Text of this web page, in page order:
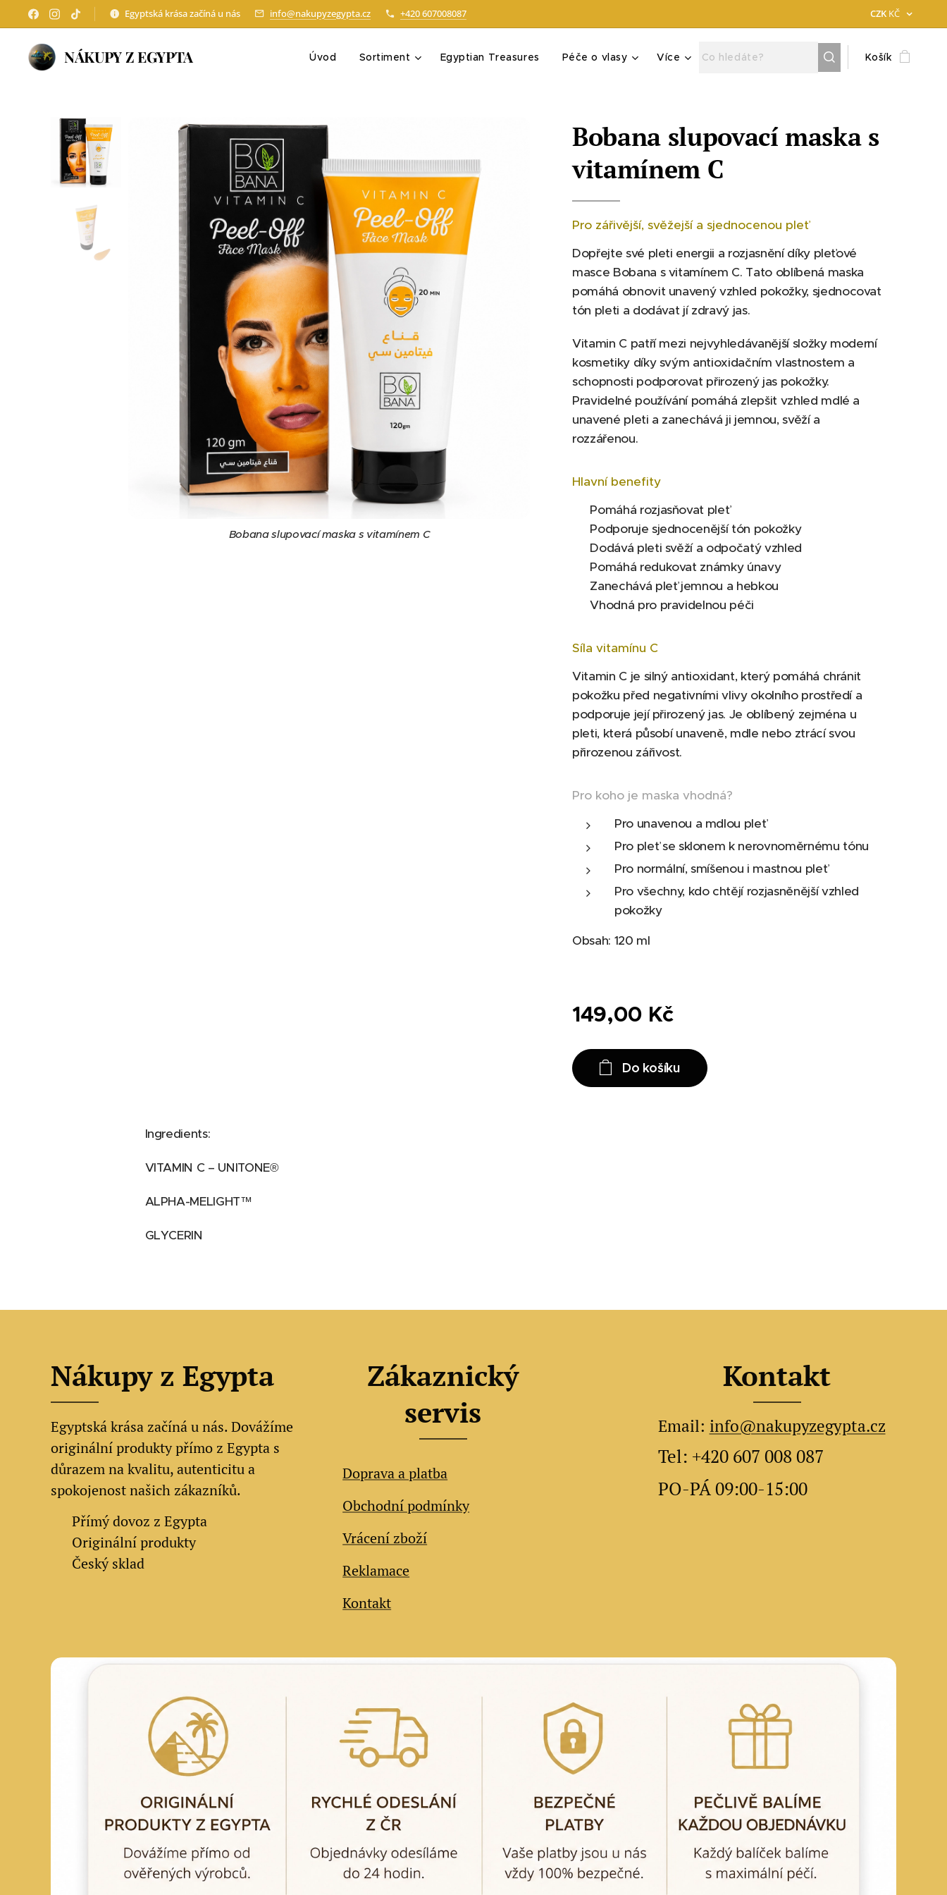
Egyptská krása začíná u nás info@nakupyzegypta.cz +420 607008087 CZK KČ
NÁKUPY Z EGYPTA Úvod Sortiment Egyptian Treasures Péče o vlasy Více Košík
Bobana slupovací maska s
vitamínem C
Bobana slupovací maska s vitamínem C
Pro zářivější, svěžejší a sjednocenou pleť
Dopřejte své pleti energii a rozjasnění díky pleťové
masce Bobana s vitamínem C. Tato oblíbená maska
pomáhá obnovit unavený vzhled pokožky, sjednocovat
tón pleti a dodávat jí zdravý jas.
Vitamin C patří mezi nejvyhledávanější složky moderní
kosmetiky díky svým antioxidačním vlastnostem a
schopnosti podporovat přirozený jas pokožky.
Pravidelné používání pomáhá zlepšit vzhled mdlé a
unavené pleti a zanechává ji jemnou, svěží a
rozzářenou.
Hlavní benefity
✔ Pomáhá rozjasňovat pleť
✔ Podporuje sjednocenější tón pokožky
✔ Dodává pleti svěží a odpočatý vzhled
✔ Pomáhá redukovat známky únavy
✔ Zanechává pleť jemnou a hebkou
✔ Vhodná pro pravidelnou péči
Síla vitamínu C
Vitamin C je silný antioxidant, který pomáhá chránit
pokožku před negativními vlivy okolního prostředí a
podporuje její přirozený jas. Je oblíbený zejména u
pleti, která působí unaveně, mdle nebo ztrácí svou
přirozenou zářivost.
Pro koho je maska vhodná?
Pro unavenou a mdlou pleť
Pro pleť se sklonem k nerovnoměrnému tónu
Pro normální, smíšenou i mastnou pleť
Pro všechny, kdo chtějí rozjasněnější vzhled
pokožky
Obsah: 120 ml
149,00 Kč
Do košíku
Ingredients:
VITAMIN C – UNITONE®
ALPHA-MELIGHT™
GLYCERIN
Nákupy z Egypta
Egyptská krása začíná u nás. Dovážíme
originální produkty přímo z Egypta s
důrazem na kvalitu, autenticitu a
spokojenost našich zákazníků.
Přímý dovoz z Egypta
Originální produkty
✔ Český sklad
Zákaznický
servis
Doprava a platba
Obchodní podmínky
Vrácení zboží
Reklamace
Kontakt
Kontakt
Email: info@nakupyzegypta.cz
Tel: +420 607 008 087
PO-PÁ 09:00-15:00